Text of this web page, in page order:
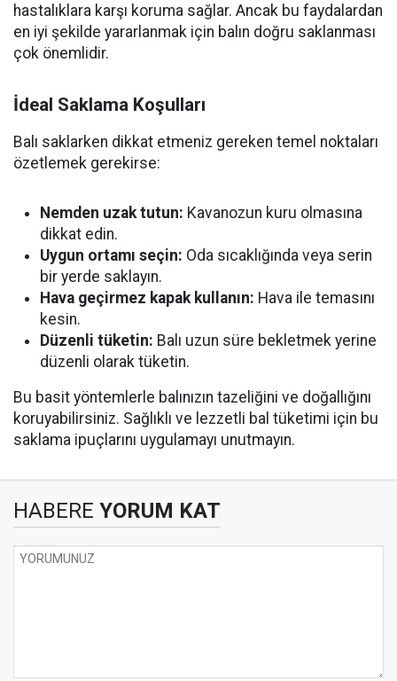
hastalıklara karşı koruma sağlar. Ancak bu faydalardan
en iyi şekilde yararlanmak için balın doğru saklanması
çok önemlidir.
İdeal Saklama Koşulları
Balı saklarken dikkat etmeniz gereken temel noktaları
özetlemek gerekirse:
Nemden uzak tutun: Kavanozun kuru olmasına
dikkat edin.
Uygun ortamı seçin: Oda sıcaklığında veya serin
bir yerde saklayın.
Hava geçirmez kapak kullanın: Hava ile temasını
kesin.
Düzenli tüketin: Balı uzun süre bekletmek yerine
düzenli olarak tüketin.
Bu basit yöntemlerle balınızın tazeliğini ve doğallığını
koruyabilirsiniz. Sağlıklı ve lezzetli bal tüketimi için bu
saklama ipuçlarını uygulamayı unutmayın.
HABERE YORUM KAT